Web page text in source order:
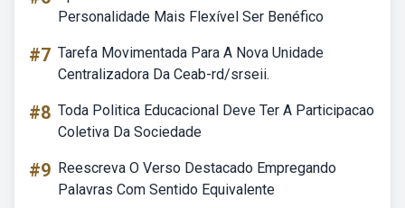
Personalidade Mais Flexível Ser Benéfico
#7 Tarefa Movimentada Para A Nova Unidade
Centralizadora Da Ceab-rd/srseii.
#8 Toda Politica Educacional Deve Ter A Participacao
Coletiva Da Sociedade
#9 Reescreva O Verso Destacado Empregando
Palavras Com Sentido Equivalente